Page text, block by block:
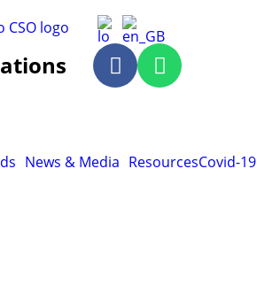
News & Media ResourcesCovid-19